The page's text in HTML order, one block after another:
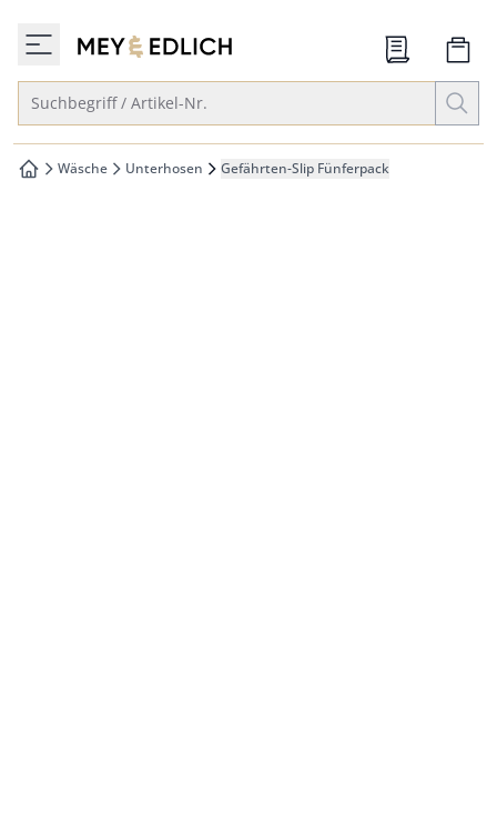
springen
springen
zur Startseite
Suchbegriff / Artikel-Nr.
zur Startseite
Wäsche Unterhosen Gefährten-Slip Fünferpack